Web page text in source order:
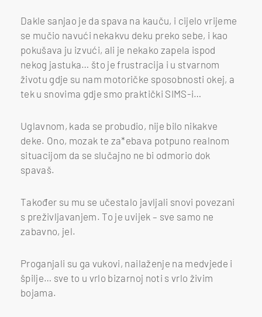
Dakle sanjao je da spava na kauču, i cijelo vrijeme
se mučio navući nekakvu deku preko sebe, i kao
pokušava ju izvući, ali je nekako zapela ispod
nekog jastuka… što je frustracija i u stvarnom
životu gdje su nam motoričke sposobnosti okej, a
tek u snovima gdje smo praktički SIMS-i…
Uglavnom, kada se probudio, nije bilo nikakve
deke. Ono, mozak te za*ebava potpuno realnom
situacijom da se slučajno ne bi odmorio dok
spavaš.
Također su mu se učestalo javljali snovi povezani
s preživljavanjem. To je uvijek – sve samo ne
zabavno, jel.
Proganjali su ga vukovi, nailaženje na medvjede i
špilje… sve to u vrlo bizarnoj noti s vrlo živim
bojama.